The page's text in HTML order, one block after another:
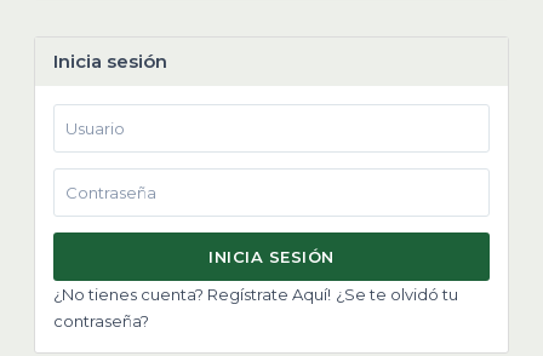
Inicia sesión
INICIA SESIÓN
¿No tienes cuenta? Regístrate Aquí! ¿Se te olvidó tu
contraseña?